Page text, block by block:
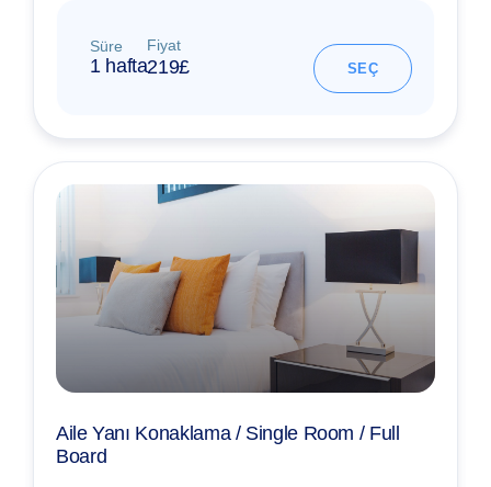
Süre
1 hafta
Fiyat
219£ SEÇ
Aile Yanı Konaklama / Single Room / Full
Board